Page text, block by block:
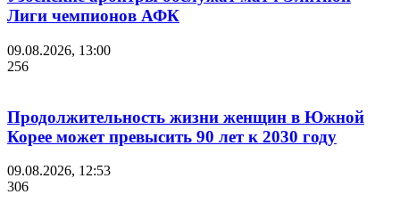
Лиги чемпионов АФК
09.08.2026, 13:00
256
Продолжительность жизни женщин в Южной
Корее может превысить 90 лет к 2030 году
09.08.2026, 12:53
306